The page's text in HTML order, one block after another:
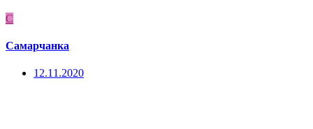
С
Самарчанка
12.11.2020